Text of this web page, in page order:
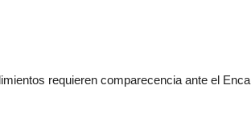
requieren comparecencia ante el